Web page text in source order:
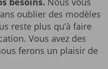
oublier des modèles
reste plus qu’à faire
Vous avez des
ferons un plaisir de